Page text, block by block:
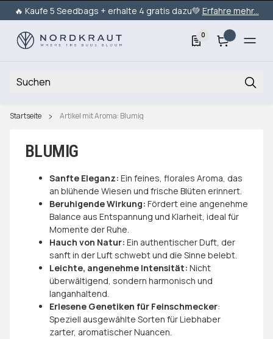
🔥 Kaufe 5 Seedbags + erhalte 4 gratis dazu💚 Erfahre mehr...
0
Startseite Artikel mit Aroma: Blumig
BLUMIG
Sanfte Eleganz: Ein feines, florales Aroma, das
an blühende Wiesen und frische Blüten erinnert.
Beruhigende Wirkung: Fördert eine angenehme
Balance aus Entspannung und Klarheit, ideal für
Momente der Ruhe.
Hauch von Natur: Ein authentischer Duft, der
sanft in der Luft schwebt und die Sinne belebt.
Leichte, angenehme Intensität: Nicht
überwältigend, sondern harmonisch und
langanhaltend.
Erlesene Genetiken für Feinschmecker:
Speziell ausgewählte Sorten für Liebhaber
zarter, aromatischer Nuancen.